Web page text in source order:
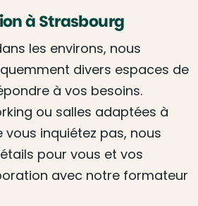
à Strasbourg
les environs, nous
divers espaces de
à vos besoins.
ou salles adaptées à
inquiétez pas, nous
pour vous et vos
avec notre formateur